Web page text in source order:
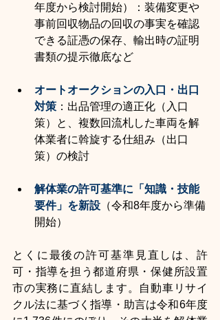
年度から検討開始）：装備変更や
事前回収物品の回収の事実を確認
できる証憑の保存、輸出時の証明
書類の提示徹底など
オートオークションの入口・出口
対策 ：出品管理の適正化（入口
策）と、複数回流札した車両を解
体業者に斡旋する仕組み（出口
策）の検討
解体業の許可基準に「知識・技能
要件」を新設 （令和8年度から準備
開始）
とくに最後の許可基準見直しは、許
可・指導を担う都道府県・保健所設置
市の実務に直結します。自動車リサイ
クル法に基づく指導・助言は令和6年度